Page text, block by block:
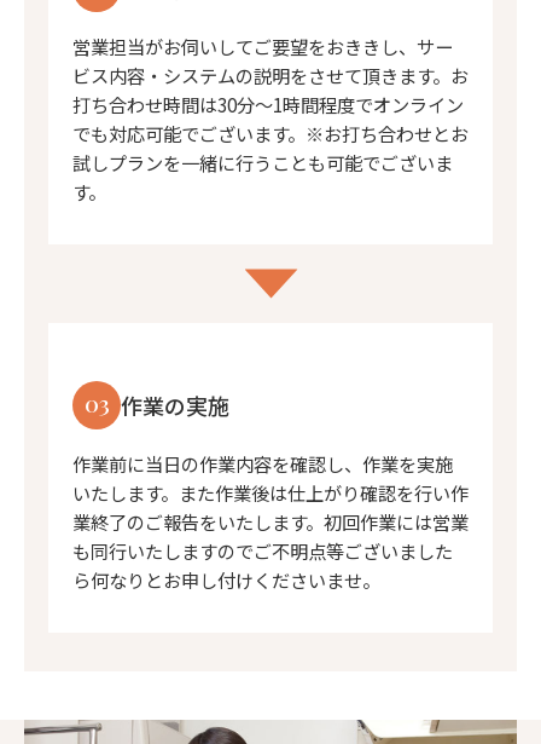
営業担当がお伺いしてご要望をおききし、サー
ビス内容・システムの説明をさせて頂きます。お
打ち合わせ時間は30分〜1時間程度でオンライン
でも対応可能でございます。※お打ち合わせとお
試しプランを一緒に行うことも可能でございま
す。
03 作業の実施
作業前に当日の作業内容を確認し、作業を実施
いたします。また作業後は仕上がり確認を行い作
業終了のご報告をいたします。初回作業には営業
も同行いたしますのでご不明点等ございました
ら何なりとお申し付けくださいませ。